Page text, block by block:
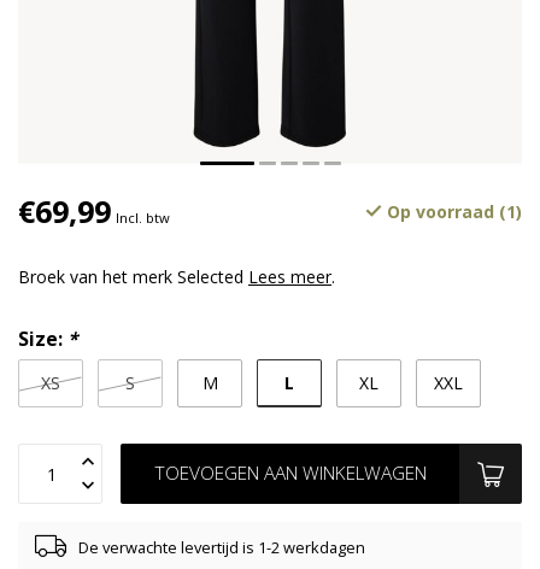
€69,99 Incl. btw Op voorraad (1)
Broek van het merk Selected Lees meer.
Size: *
XS S M L XL XXL
TOEVOEGEN AAN WINKELWAGEN
De verwachte levertijd is 1-2 werkdagen